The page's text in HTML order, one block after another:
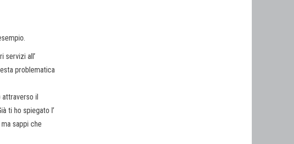
servizi all’
problematica
attraverso il
ti ho spiegato l’
sappi che